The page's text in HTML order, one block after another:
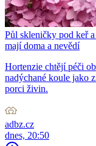
Půl skleničky pod keř
mají doma a nevědí
Hortenzie chtějí péči
nadýchané koule jako
porci živin.
adbz.cz
dnes, 20:50